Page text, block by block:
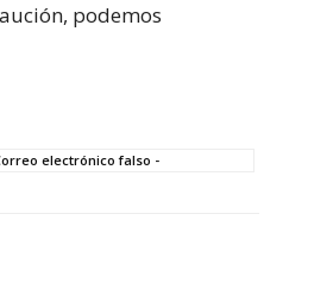
podemos
electrónico falso -